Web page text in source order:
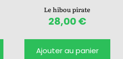
Le hibou pirate
28,00€
Ajouter au panier